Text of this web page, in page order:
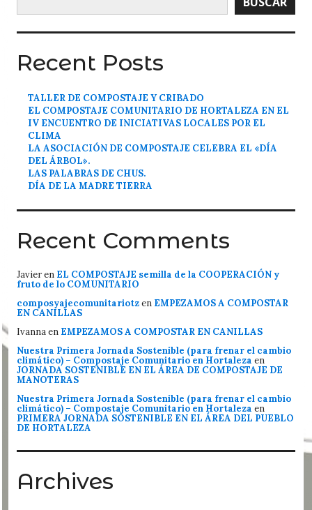
Recent Posts
TALLER DE COMPOSTAJE Y CRIBADO
EL COMPOSTAJE COMUNITARIO DE HORTALEZA EN EL
IV ENCUENTRO DE INICIATIVAS LOCALES POR EL
CLIMA
LA ASOCIACIÓN DE COMPOSTAJE CELEBRA EL «DÍA
DEL ÁRBOL».
LAS PALABRAS DE CHUS.
DÍA DE LA MADRE TIERRA
Recent Comments
Javieren EL COMPOSTAJE semilla de la COOPERACIÓN y
fruto de lo COMUNITARIO
composyajecomunitariotzen EMPEZAMOS A COMPOSTAR
EN CANILLAS
Ivannaen EMPEZAMOS A COMPOSTAR EN CANILLAS
Nuestra Primera Jornada Sostenible (para frenar el cambio
climático) – Compostaje Comunitario en Hortaleza en
JORNADA SOSTENIBLE EN EL ÁREA DE COMPOSTAJE DE
MANOTERAS
Nuestra Primera Jornada Sostenible (para frenar el cambio
climático) – Compostaje Comunitario en Hortaleza en
PRIMERA JORNADA SOSTENIBLE EN EL ÁREA DEL PUEBLO
DE HORTALEZA
Archives